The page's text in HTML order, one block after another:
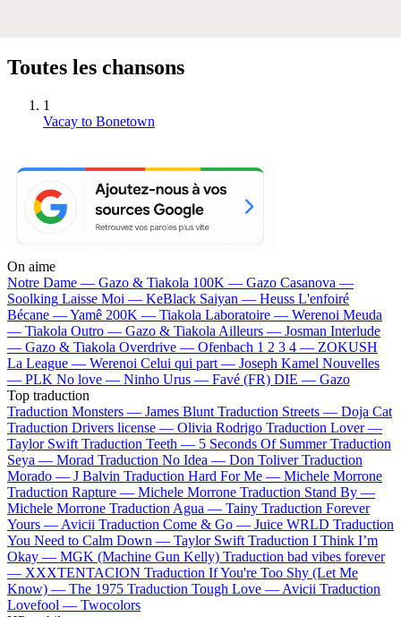
Toutes les chansons
1
Vacay to Bonetown
On aime
Notre Dame — Gazo & Tiakola 100K — Gazo Casanova —
Soolking Laisse Moi — KeBlack Saiyan — Heuss L'enfoiré
Bécane —Yamê 200K — Tiakola Laboratoire — Werenoi Meuda
— Tiakola Outro — Gazo & Tiakola Ailleurs — Josman Interlude
— Gazo & Tiakola Overdrive — Ofenbach 1 2 3 4 — ZOKUSH
La League — Werenoi Celui qui part — Joseph Kamel Nouvelles
— PLK No love — Ninho Urus — Favé (FR) DIE — Gazo
Top traduction
Traduction Monsters — James Blunt Traduction Streets — Doja Cat
Traduction Drivers license — Olivia Rodrigo Traduction Lover —
Taylor Swift Traduction Teeth — 5 Seconds Of Summer Traduction
Seya — Morad Traduction No Idea — Don Toliver Traduction
Morado — J Balvin Traduction Hard For Me — Michele Morrone
Traduction Rapture — Michele Morrone Traduction Stand By —
Michele Morrone Traduction Agua — Tainy Traduction Forever
Yours — Avicii Traduction Come & Go — Juice WRLD Traduction
You Need to Calm Down — Taylor Swift Traduction I Think I’m
Okay — MGK (Machine Gun Kelly) Traduction bad vibes forever
— XXXTENTACION Traduction If You're Too Shy (Let Me
Know) — The 1975 Traduction Tough Love — Avicii Traduction
Lovefool — Twocolors